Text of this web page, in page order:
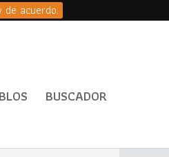
de acuerdo.
BUSCADOR